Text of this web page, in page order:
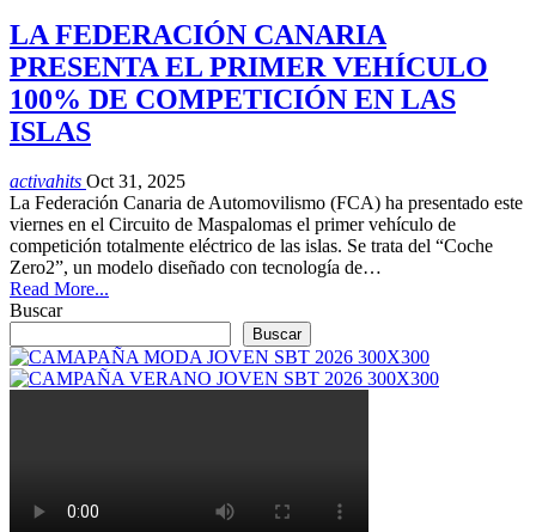
LA FEDERACIÓN CANARIA
PRESENTA EL PRIMER VEHÍCULO
100% DE COMPETICIÓN EN LAS
ISLAS
activahits Oct 31, 2025
La Federación Canaria de Automovilismo (FCA) ha presentado este
viernes en el Circuito de Maspalomas el primer vehículo de
competición totalmente eléctrico de las islas. Se trata del “Coche
Zero2”, un modelo diseñado con tecnología de…
Read More...
Buscar
Buscar